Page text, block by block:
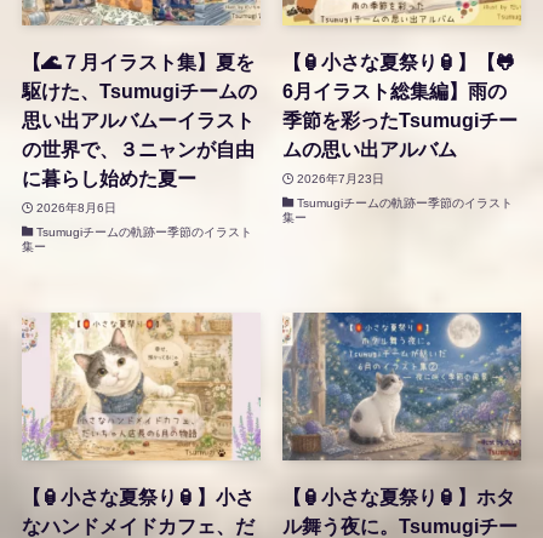
【🌊７月イラスト集】夏を
駆けた、Tsumugiチームの
思い出アルバムーイラスト
の世界で、３ニャンが自由
に暮らし始めた夏ー
2026年8月6日
Tsumugiチームの軌跡ー季節のイラスト
集ー
【🏮小さな夏祭り🏮】【🐸
6月イラスト総集編】雨の
季節を彩ったTsumugiチー
ムの思い出アルバム
2026年7月23日
Tsumugiチームの軌跡ー季節のイラスト
集ー
【🏮小さな夏祭り🏮】小さ
なハンドメイドカフェ、だ
【🏮小さな夏祭り🏮】ホタ
ル舞う夜に。Tsumugiチー